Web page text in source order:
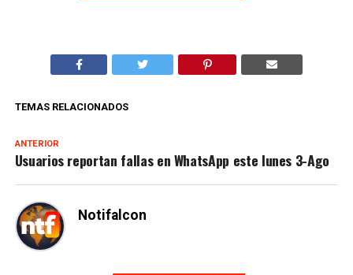
TEMAS RELACIONADOS
ANTERIOR
Usuarios reportan fallas en WhatsApp este lunes 3-Ago
Notifalcon